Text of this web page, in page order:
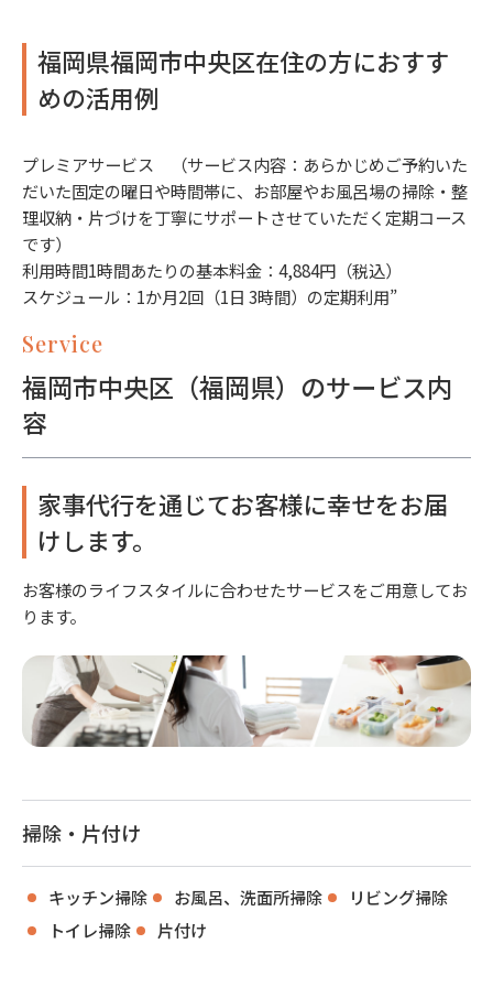
福岡県福岡市中央区在住の方におすす
めの活用例
プレミアサービス （サービス内容：あらかじめご予約いた
だいた固定の曜日や時間帯に、お部屋やお風呂場の掃除・整
理収納・片づけを丁寧にサポートさせていただく定期コース
です）
利用時間1時間あたりの基本料金：4,884円（税込）
スケジュール：1か月2回（1日 3時間）の定期利用”
Service
福岡市中央区（福岡県）のサービス内
容
家事代行を通じてお客様に幸せをお届
けします。
お客様のライフスタイルに合わせたサービスをご用意してお
ります。
掃除・片付け
キッチン掃除 お風呂、洗面所掃除
リビング掃除
トイレ掃除
片付け